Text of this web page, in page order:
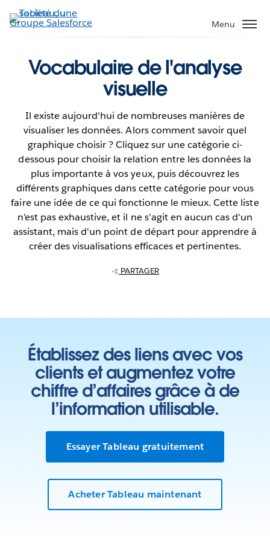
Aller
au
Menu
Vocabulaire de l'analyse
visuelle
Il existe aujourd'hui de nombreuses manières de
visualiser les données. Alors comment savoir quel
graphique choisir ? Cliquez sur une catégorie ci-
dessous pour choisir la relation entre les données la
plus importante à vos yeux, puis découvrez les
différents graphiques dans cette catégorie pour vous
faire une idée de ce qui fonctionne le mieux. Cette liste
n'est pas exhaustive, et il ne s'agit en aucun cas d'un
assistant, mais d'un point de départ pour apprendre à
créer des visualisations efficaces et pertinentes.
PARTAGER
Établissez des liens avec vos
clients et augmentez votre
chiffre d’affaires grâce à de
l’information utilisable.
Essayer Tableau gratuitement
Acheter Tableau maintenant